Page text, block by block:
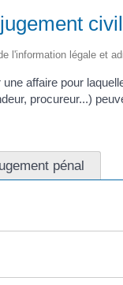
l'information légale et
affaire pour
procureur...)
pénal